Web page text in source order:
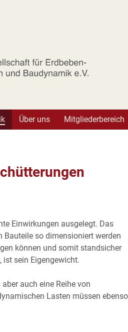
und
Über uns Mitgliederbereich
Einwirkungen ausgelegt. Das
Bauteile so dimensioniert werden
können und somit standsicher
ist sein Eigengewicht.
auch eine Reihe von
Lasten müssen ebenso